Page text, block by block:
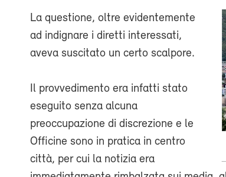
La questione, oltre evidentemente
ad indignare i diretti interessati,
aveva suscitato un certo scalpore.
Il provvedimento era infatti stato
eseguito senza alcuna
preoccupazione di discrezione e le
Officine sono in pratica in centro
città, per cui la notizia era